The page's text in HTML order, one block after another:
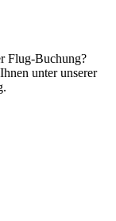
Flug-Buchung?
unter unserer